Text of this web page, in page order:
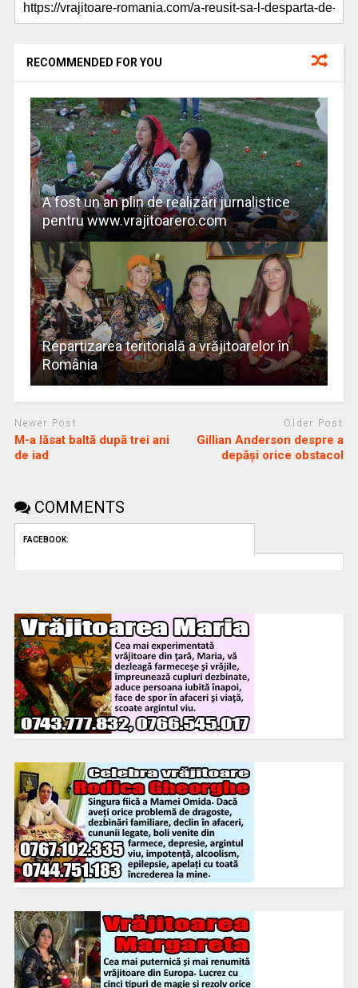
RECOMMENDED FOR YOU
A fost un an plin de realizări jurnalistice
pentru www.vrajitoarero.com
Repartizarea teritorială a vrăjitoarelor în
România
Newer Post
M-a lăsat baltă după trei ani
de iad
Older Post
Gillian Anderson despre a
depăși orice obstacol
COMMENTS
FACEBOOK: